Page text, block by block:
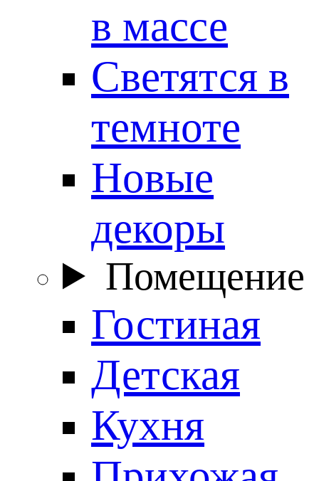
в массе
Светятся в
темноте
Новые
декоры
Помещение
Гостиная
Детская
Кухня